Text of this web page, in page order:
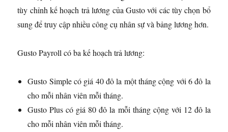
tùy chỉnh kế hoạch trả lương của Gusto với các tùy chọn bổ
sung để truy cập nhiều công cụ nhân sự và bảng lương hơn.
Gusto Payroll có ba kế hoạch trả lương:
Gusto Simple có giá 40 đô la một tháng cộng với 6 đô la
cho mỗi nhân viên mỗi tháng.
Gusto Plus có giá 80 đô la mỗi tháng cộng với 12 đô la
cho mỗi nhân viên mỗi tháng.